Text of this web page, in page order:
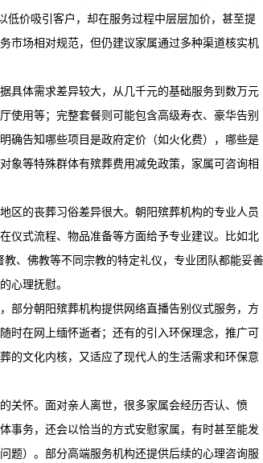
低价吸引客户，却在服务过程中层层加价，甚至提
市场相对规范，但仍建议家属通过多种渠道核实机
具体需求差异较大，从几千元的基础服务到数万元
使用等；完整套餐则可能包含高级寿衣、豪华告别
确告知哪些项目是政府定价（如火化费），哪些是
象等特殊群体有殡葬费用减免政策，家属可咨询相
区的丧葬习俗差异很大。朝阳殡葬机构的专业人员
仪式流程、物品准备等方面给予专业建议。比如北
、佛教等不同宗教的特定礼仪，专业团队都能妥善
心理抚慰。
部分朝阳殡葬机构提供网络直播告别仪式服务，方
时在网上缅怀逝者；还有的引入环保理念，推广可
的文化内核，又适应了现代人的生活需求和环保意
关怀。面对亲人离世，很多家属会经历否认、愤
事务，还会以恰当的方式安慰家属，有时甚至能发
题）。部分高端服务机构还提供后续的心理咨询服